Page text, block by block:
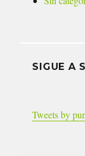
SIGUE A
Tweets by